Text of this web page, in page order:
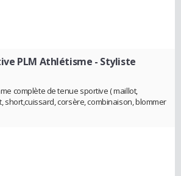
PLM Athlétisme - Styliste
complète de tenue sportive ( maillot,
short,cuissard, corsère, combinaison, blommer